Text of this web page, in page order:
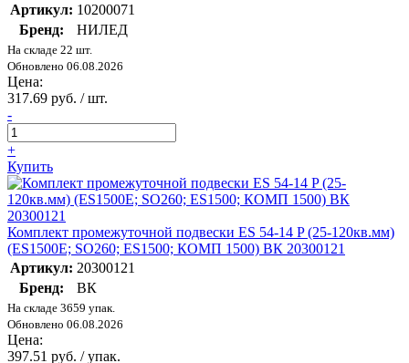
Артикул: 10200071
Бренд:
НИЛЕД
На складе 22 шт.
Обновлено 06.08.2026
Цена:
317.69 руб. / шт.
-
+
Купить
Комплект промежуточной подвески ES 54-14 P (25-120кв.мм)
(ES1500E; SO260; ES1500; КОМП 1500) ВК 20300121
Артикул: 20300121
Бренд:
ВК
На складе 3659 упак.
Обновлено 06.08.2026
Цена:
397.51 руб. / упак.